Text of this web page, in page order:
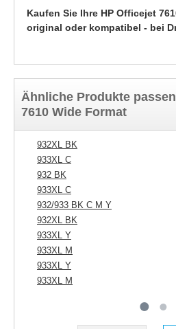
Kaufen Sie Ihre HP Officejet
original oder kompatibel - bei
Ähnliche Produkte
7610 Wide Format
932XL BK
933XL C
932 BK
933XL C
932/933 BK C M Y
932XL BK
933XL Y
933XL M
933XL Y
933XL M